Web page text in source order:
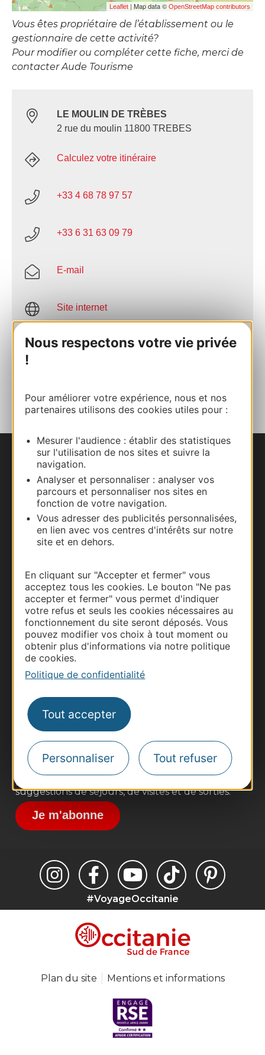
Nous respectons votre vie privée
!
Pour améliorer votre expérience, nous et nos
partenaires utilisons des cookies utiles pour :
Mesurer l'audience : établir des statistiques
sur l'utilisation de nos sites et suivre la
navigation.
Analyser et personnaliser : analyser vos
parcours et personnaliser nos sites en
fonction de votre navigation.
Vous adresser des publicités personnalisées,
en lien avec vos centres d'intérêts sur notre
site et en dehors.
En cliquant sur "Accepter et fermer" vous
acceptez tous les cookies. Le bouton "Ne pas
accepter et fermer" vous permet d'indiquer
votre refus et seuls les cookies nécessaires au
fonctionnement du site seront déposés. Vous
pouvez modifier vos choix à tout moment ou
obtenir plus d'informations via notre politique
de cookies.
Politique de confidentialité
Tout accepter
Personnaliser Tout refuser
Leaflet | Map data © OpenStreetMap contributors
Vous êtes propriétaire de l’établissement ou le
gestionnaire de cette activité?
Pour modifier ou compléter cette fiche, merci de
contacter Aude Tourisme
LE MOULIN DE TRÈBES
2 rue du moulin 11800 TREBES
Calculez votre itinéraire
+33 4 68 78 97 57
+33 6 31 63 09 79
E-mail
Site internet
Facebook
Nous contacter
Carte interactive
Documentation
Thermalisme
Business/Mice
Pros d'Occitanie
Site presse et d'influence
Voyagistes
Destination Sport
Inscrivez-vous à la lettre d'information
Destination Occitanie pour recevoir des
suggestions de séjours, de visites et de sorties.
Je m'abonne
#VoyageOccitanie
Plan du site Mentions et informations